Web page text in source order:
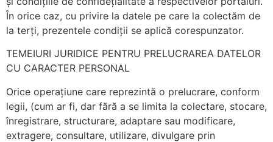
În orice caz, cu privire la datele pe care la colectăm de
la terți, prezentele condiții se aplică corespunzator.
TEMEIURI JURIDICE PENTRU PRELUCRAREA DATELOR
CU CARACTER PERSONAL
Orice operațiune care reprezintă o prelucrare, conform
legii, (cum ar fi, dar fără a se limita la colectare, stocare,
înregistrare, structurare, adaptare sau modificare,
extragere, consultare, utilizare, divulgare prin